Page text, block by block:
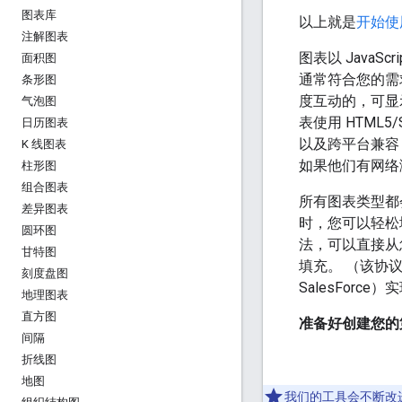
图表库
注解图表
面积图
条形图
气泡图
日历图表
K 线图表
柱形图
组合图表
差异图表
圆环图
甘特图
刻度盘图
地理图表
直方图
间隔
折线图
地图
以上就是开始
图表以
通常符合您的
度互动的，可
表使用 HTML5/
以及跨平台兼
如果他们有网
所有图表类型
时，您可以轻
法，可以直接
填充。 （该协
SalesForce）
准备好创建您
我们的工具会不断